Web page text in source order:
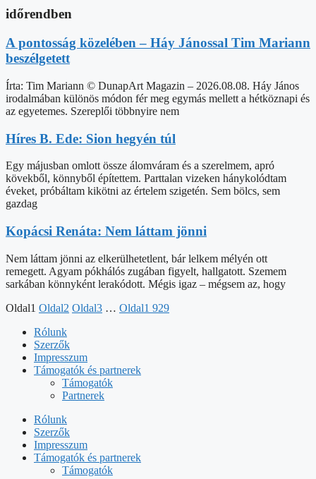
időrendben
A pontosság közelében – Háy Jánossal Tim Mariann
beszélgetett
Írta: Tim Mariann © DunapArt Magazin – 2026.08.08. Háy János
irodalmában különös módon fér meg egymás mellett a hétköznapi és
az egyetemes. Szereplői többnyire nem
Híres B. Ede: Sion hegyén túl
Egy májusban omlott össze álomváram és a szerelmem, apró
kövekből, könnyből építettem. Parttalan vizeken hánykolódtam
éveket, próbáltam kikötni az értelem szigetén. Sem bölcs, sem
gazdag
Kopácsi Renáta: Nem láttam jönni
​​​Nem láttam jönni az elkerülhetetlent, bár lelkem mélyén ott
remegett. Agyam pókhálós zugában figyelt, hallgatott. Szemem
sarkában könnyként lerakódott. Mégis igaz – mégsem az, hogy
Oldal1 Oldal2 Oldal3 … Oldal1 929
Rólunk
Szerzők
Impresszum
Támogatók és partnerek
Támogatók
Partnerek
Rólunk
Szerzők
Impresszum
Támogatók és partnerek
Támogatók